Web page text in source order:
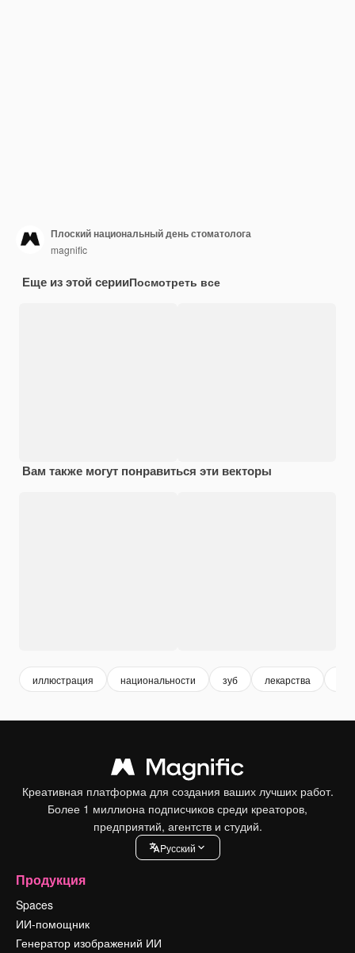
Плоский национальный день стоматолога
magnific
Еще из этой серииПосмотреть все
Вам также могут понравиться эти векторы
иллюстрация национальности зуб лекарства
Креативная платформа для создания ваших лучших работ.
Более 1 миллиона подписчиков среди креаторов,
предприятий, агентств и студий.
Pусский
Продукция
Spaces
ИИ-помощник
Генератор изображений ИИ